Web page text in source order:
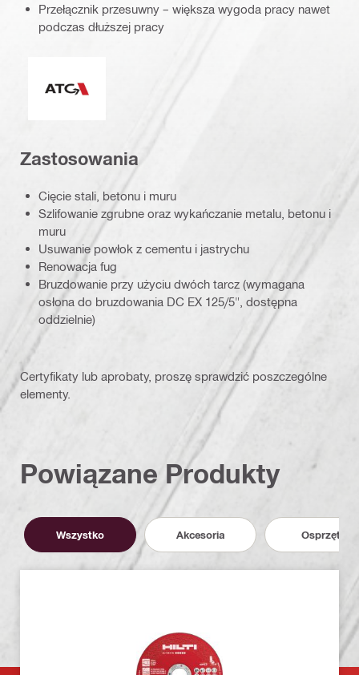
Przełącznik przesuwny – większa wygoda pracy nawet
podczas dłuższej pracy
Zastosowania
Cięcie stali, betonu i muru
Szlifowanie zgrubne oraz wykańczanie metalu, betonu i
muru
Usuwanie powłok z cementu i jastrychu
Renowacja fug
Bruzdowanie przy użyciu dwóch tarcz (wymagana
osłona do bruzdowania DC EX 125/5", dostępna
oddzielnie)
Certyfikaty lub aprobaty, proszę sprawdzić poszczególne
elementy.
Powiązane Produkty
Wszystko Akcesoria Osprzęt